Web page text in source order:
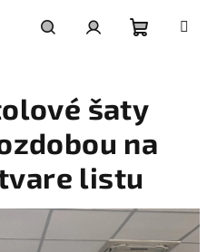
košík
šaty
na
listu